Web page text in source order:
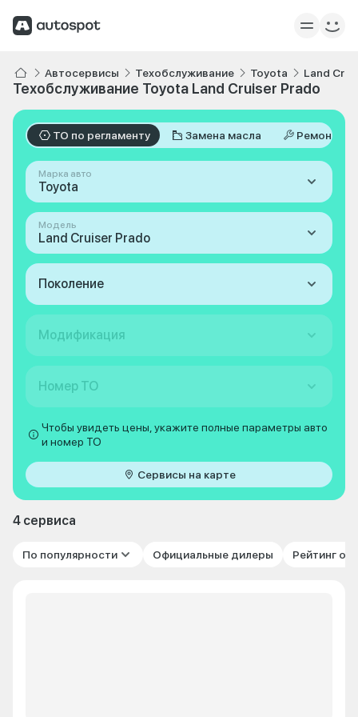
Автосервисы Техобслуживание Toyota Land
Техобслуживание Toyota Land Cruiser Prado
ТО по регламенту Замена масла Ремонт
Марка авто
Toyota
Модель
Land Cruiser Prado
Поколение
Модификация
Номер ТО
Чтобы увидеть цены, укажите полные параметры авто
и номер ТО
Сервисы на карте
4 сервиса
По популярности Официальные дилеры Рейтинг